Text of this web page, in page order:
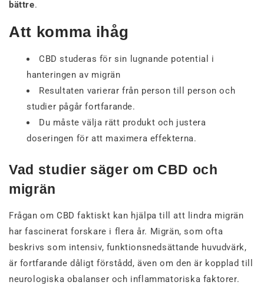
bättre.
Att komma ihåg
CBD studeras för sin lugnande potential i
hanteringen av migrän
Resultaten varierar från person till person och
studier pågår fortfarande.
Du måste välja rätt produkt och justera
doseringen för att maximera effekterna.
Vad studier säger om CBD och
migrän
Frågan om CBD faktiskt kan hjälpa till att lindra migrän
har fascinerat forskare i flera år. Migrän, som ofta
beskrivs som intensiv, funktionsnedsättande huvudvärk,
är fortfarande dåligt förstådd, även om den är kopplad till
neurologiska obalanser och inflammatoriska faktorer.